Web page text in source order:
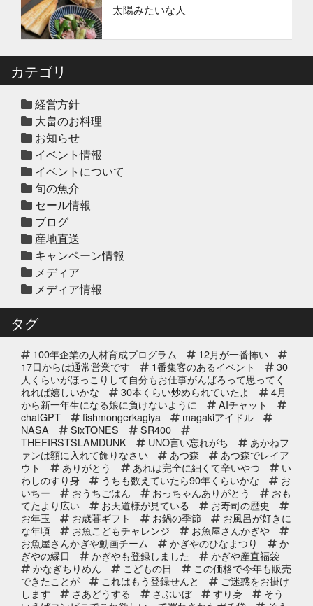
2025年12月12日 セール終了
2025年12月10日 休業のお知らせ
ハタ鍋セット予約受付中2025年
2025年
白寿真鯛しゃぶしゃぶ用切り身予約
2025年12月10日 セール終了
ブリしゃぶ用切り身予約受付中
2025年
2025年11月25日 イベント終了
サンタのオジサンがやってくる 〜
心がほっこりをプレゼント〜
2025年10月31日 イベント終了
お魚屋さんかぎやの感謝祭
2025年10月2日 イベント終了
第8回 鰹の藁焼き 実演販売
太陽みたいな人
カテゴリ
経営方針
大畠のお料理
お知らせ
イベント情報
イベントについて
旬の魚介
セール情報
ブログ
産地直送
キャンペーン情報
メディア
メディア情報
タグ
100年企業の人材育成プログラム
12月が一番怖い
17日からは通常営業です
1番集客のあるイベント
30
人くらいがほっこりして自分もお仕事がんばろって思ってく
れれば嬉しいかな
30本くらい炒められていたよ
4月
から新一年生になる娘に負けないように
AIチャット
chatGPT
fishmongerkagiya
magakiアイドル
NASA
SixTONES
SR400
THEFIRSTSLAMDUNK
UNO言い忘れがち
あかねフ
ァンは額に入れて飾りなさい
あつ森
あつ森でレイア
ウト
ありがとう あれは完全に細くて辛いやつ
い
わしのすり身
うちも数えていたら90年くらいかな
お
いちー
おうちごはん おっちゃんありがとう
おも
てたより広い
お天道様が見ている
お寿司の歴史
お年玉
お歳暮ギフト お鍋の季節
お風呂が好きに
な年頃
お魚こどもチャレンジ
お魚屋さんかぎや
お魚屋さんかぎや動画チーム
かぎやのひなまつり
か
ぎやの縁日
かぎやも登録しました
かぎや産直福袋
かなぎちりめん
こどもの日
この価格で今年も販売
できたことが
これはもう登録せんと
ご迷惑をお掛け
します
さあどうする さぶいぼ すり身
そう